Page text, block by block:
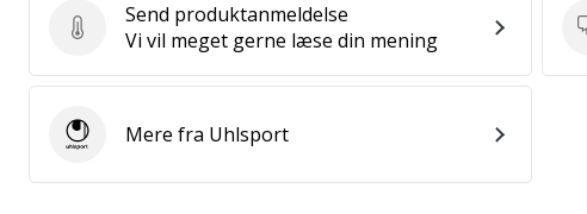
Send produktanmeldelse
Send produktanmeldelse
Vi vil meget gerne læse din mening
UhlsportMere fra Uhlsport